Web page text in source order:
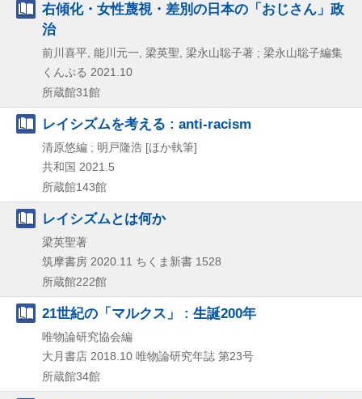
右傾化・女性蔑視・差別の日本の「おじさん」政
治
前川喜平, 能川元一, 梁英聖, 梁永山聡子著 ; 梁永山聡子編集
くんぷる 2021.10
所蔵館31館
レイシズムを考える : anti-racism
清原悠編 ; 明戸隆浩 [ほか執筆]
共和国 2021.5
所蔵館143館
レイシズムとは何か
梁英聖著
筑摩書房 2020.11 ちくま新書 1528
所蔵館222館
21世紀の「マルクス」 : 生誕200年
唯物論研究協会編
大月書店 2018.10 唯物論研究年誌 第23号
所蔵館34館